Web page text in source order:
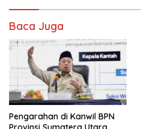
Baca Juga
Pengarahan di Kanwil BPN